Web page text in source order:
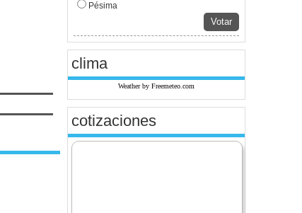
Pésima
Votar
clima
Weather by Freemeteo.com
cotizaciones